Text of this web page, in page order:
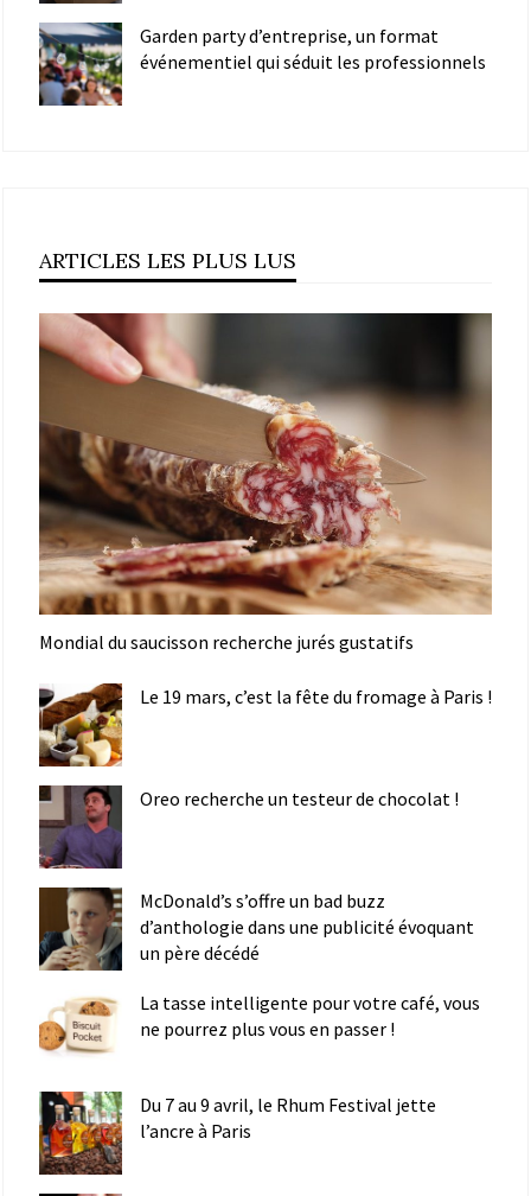
Garden party d’entreprise, un format
événementiel qui séduit les professionnels
ARTICLES LES PLUS LUS
Mondial du saucisson recherche jurés gustatifs
Le 19 mars, c’est la fête du fromage à Paris !
Oreo recherche un testeur de chocolat !
McDonald’s s’offre un bad buzz
d’anthologie dans une publicité évoquant
un père décédé
La tasse intelligente pour votre café, vous
ne pourrez plus vous en passer !
Du 7 au 9 avril, le Rhum Festival jette
l’ancre à Paris